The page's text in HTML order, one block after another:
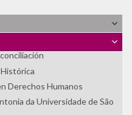
Juan Gerardi
Derechos Humanos
da Universidade de São